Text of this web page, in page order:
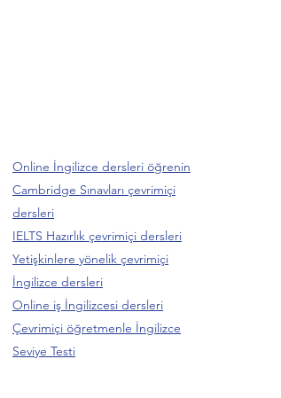
Online İngilizce dersleri öğrenin
Cambridge Sınavları çevrimiçi
dersleri
IELTS Hazırlık çevrimiçi dersleri
Yetişkinlere yönelik çevrimiçi
İngilizce dersleri
Online iş İngilizcesi dersleri
Çevrimiçi öğretmenle İngilizce
Seviye Testi